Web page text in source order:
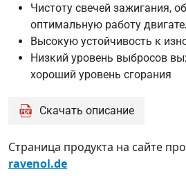
Чистоту свечей зажигания,
оптимальную работу
Высокую устойчивость к
Низкий уровень выбросов
хороший уровень сгорания
Скачать описание
Страница продукта на сайте
ravenol.de